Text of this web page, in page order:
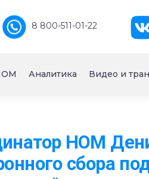
8 800-511-01-22
Аналитика Видео и
НОМ
сбора